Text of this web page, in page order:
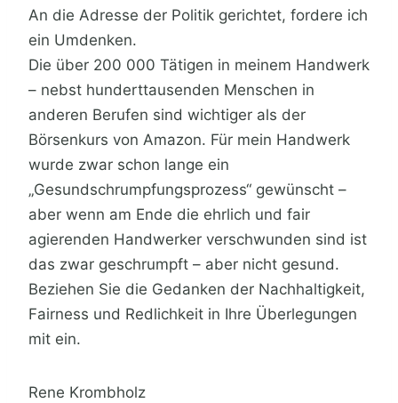
An die Adresse der Politik gerichtet, fordere ich
ein Umdenken.
Die über 200 000 Tätigen in meinem Handwerk
– nebst hunderttausenden Menschen in
anderen Berufen sind wichtiger als der
Börsenkurs von Amazon. Für mein Handwerk
wurde zwar schon lange ein
„Gesundschrumpfungsprozess“ gewünscht –
aber wenn am Ende die ehrlich und fair
agierenden Handwerker verschwunden sind ist
das zwar geschrumpft – aber nicht gesund.
Beziehen Sie die Gedanken der Nachhaltigkeit,
Fairness und Redlichkeit in Ihre Überlegungen
mit ein.
Rene Krombholz